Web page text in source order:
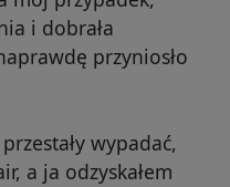
i dobrała
przyniosło
wypadać,
a ja odzyskałem